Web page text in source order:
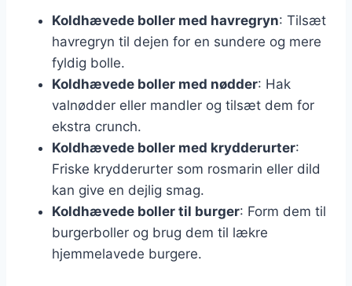
Koldhævede boller med havregryn: Tilsæt
havregryn til dejen for en sundere og mere
fyldig bolle.
Koldhævede boller med nødder: Hak
valnødder eller mandler og tilsæt dem for
ekstra crunch.
Koldhævede boller med krydderurter:
Friske krydderurter som rosmarin eller dild
kan give en dejlig smag.
Koldhævede boller til burger: Form dem til
burgerboller og brug dem til lækre
hjemmelavede burgere.